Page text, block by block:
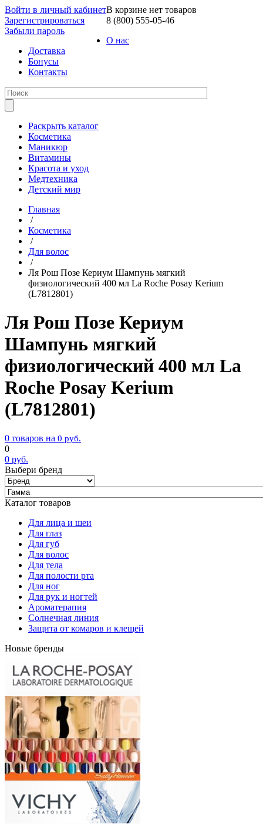
Войти в личный кабинет
Зарегистрироваться
Забыли пароль
В корзине нет товаров
8 (800) 555-05-46
О нас
Доставка
Бонусы
Контакты
Раскрыть каталог
Косметика
Маникюр
Витамины
Красота и уход
Медтехника
Детский мир
Главная
/
Косметика
/
Для волос
/
Ля Рош Позе Кериум Шампунь мягкий
физиологический 400 мл La Roche Posay Kerium
(L7812801)
Ля Рош Позе Кериум
Шампунь мягкий
физиологический 400 мл La
Roche Posay Kerium
(L7812801)
0 товаров на 0 руб.
0
0 руб.
Выбери бренд
Каталог товаров
Для лица и шеи
Для глаз
Для губ
Для волос
Для тела
Для полости рта
Для ног
Для рук и ногтей
Ароматерапия
Солнечная линия
Защита от комаров и клещей
Новые бренды